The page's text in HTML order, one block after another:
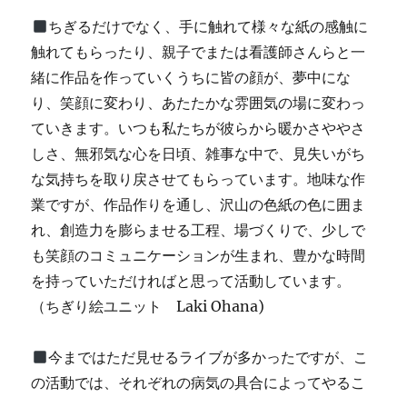
ちぎるだけでなく、手に触れて様々な紙の感触に
触れてもらったり、親子でまたは看護師さんらと一
緒に作品を作っていくうちに皆の顔が、夢中にな
り、笑顔に変わり、あたたかな雰囲気の場に変わっ
ていきます。いつも私たちが彼らから暖かさややさ
しさ、無邪気な心を日頃、雑事な中で、見失いがち
な気持ちを取り戻させてもらっています。地味な作
業ですが、作品作りを通し、沢山の色紙の色に囲ま
れ、創造力を膨らませる工程、場づくりで、少しで
も笑顔のコミュニケーションが生まれ、豊かな時間
を持っていただければと思って活動しています。
（ちぎり絵ユニット Laki Ohana)
今まではただ見せるライブが多かったですが、こ
の活動では、それぞれの病気の具合によってやるこ